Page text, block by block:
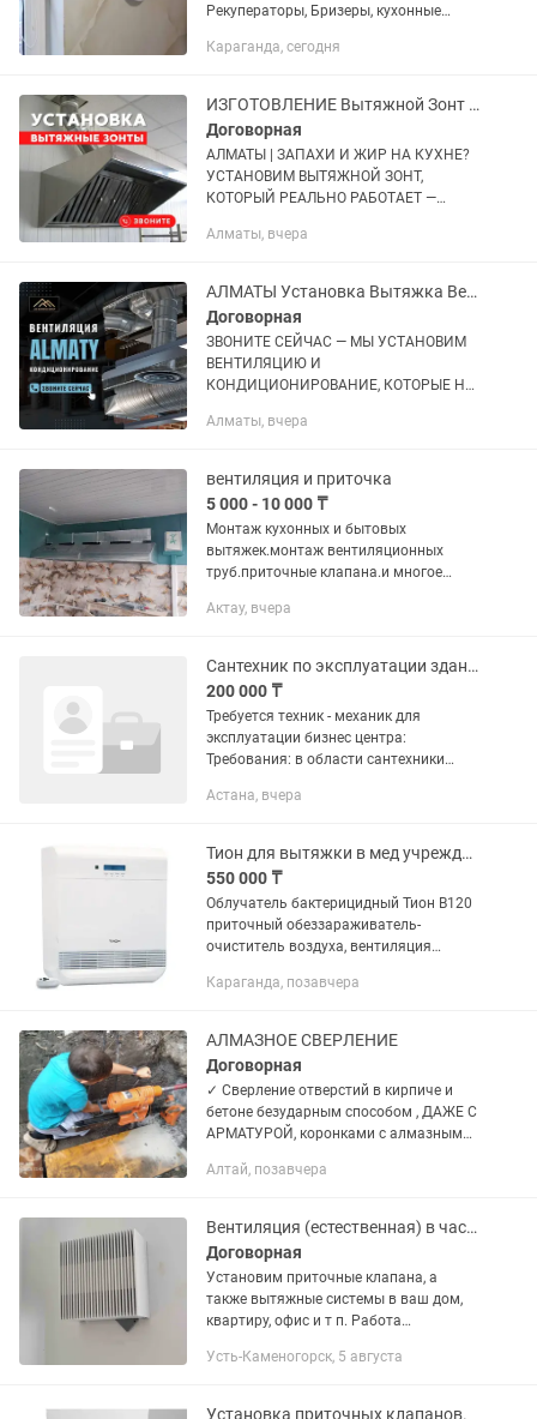
Рекуператоры, Бризеры, кухонные
на чистовую. Обработка помещений от
Караганда, сегодня
ИЗГОТОВЛЕНИЕ Вытяжной Зонт Монтаж Вытяжка Установка Системы Вентиляция
Договорная
АЛМАТЫ | ЗАПАХИ И ЖИР НА КУХНЕ?
УСТАНОВИМ ВЫТЯЖНОЙ ЗОНТ,
КОТОРЫЙ РЕАЛЬНО РАБОТАЕТ —
ПРОБЛЕМЫ С ВОЗДУХОМ? • Запахи
дым оседают на...
Алматы, вчера
АЛМАТЫ Установка Вытяжка Вентиляция Кондиционирование Вытяжной Зонт
Договорная
ЗВОНИТЕ СЕЙЧАС — МЫ УСТАНОВИМ
ВЕНТИЛЯЦИЮ И
КОНДИЦИОНИРОВАНИЕ, КОТОРЫЕ НЕ
Ззапахи не уходят, оборудование
быстрее. - Неправильная...
Алматы, вчера
вентиляция и приточка
5 000 - 10 000 ₸
Монтаж кухонных и бытовых
вытяжек.монтаж вентиляционных
труб.приточные клапана.и многое
наличии!
Актау, вчера
Сантехник по эксплуатации зданий
200 000 ₸
Требуется техник - механик для
эксплуатации бизнес центра:
Требования: в области сантехники
насосные станции, тепловой пункт,
Астана, вчера
Тион для вытяжки в мед учреждениях в наличии 2 штук
550 000 ₸
Облучатель бактерицидный Тион В120
приточный обеззараживатель-
очиститель воздуха, вентиляция
Караганда, позавчера
АЛМАЗНОЕ СВЕРЛЕНИЕ
Договорная
✓ Сверление отверстий в кирпиче и
бетоне безударным способом , ДАЖЕ С
АРМАТУРОЙ, коронками с алмазным
40 до 300 мм.) и глубиной до 2 м. ✓
Алтай, позавчера
Вентиляция (естественная) в частных домах и квартирах
Договорная
Установим приточные клапана, а
также вытяжные системы в ваш дом,
квартиру, офис и т п. Работа
оперативно. ИП «PROREZ» Нашу
Усть-Каменогорск, 5 августа
Установка приточных клапанов.